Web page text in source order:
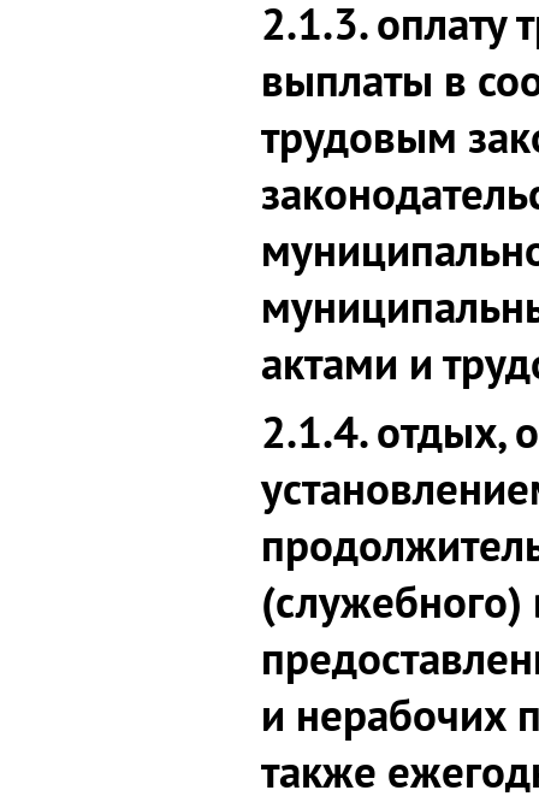
2.1.3. оплату
выплаты в
трудовым
актами и
2.1.4. отдых,
и нерабочих
также